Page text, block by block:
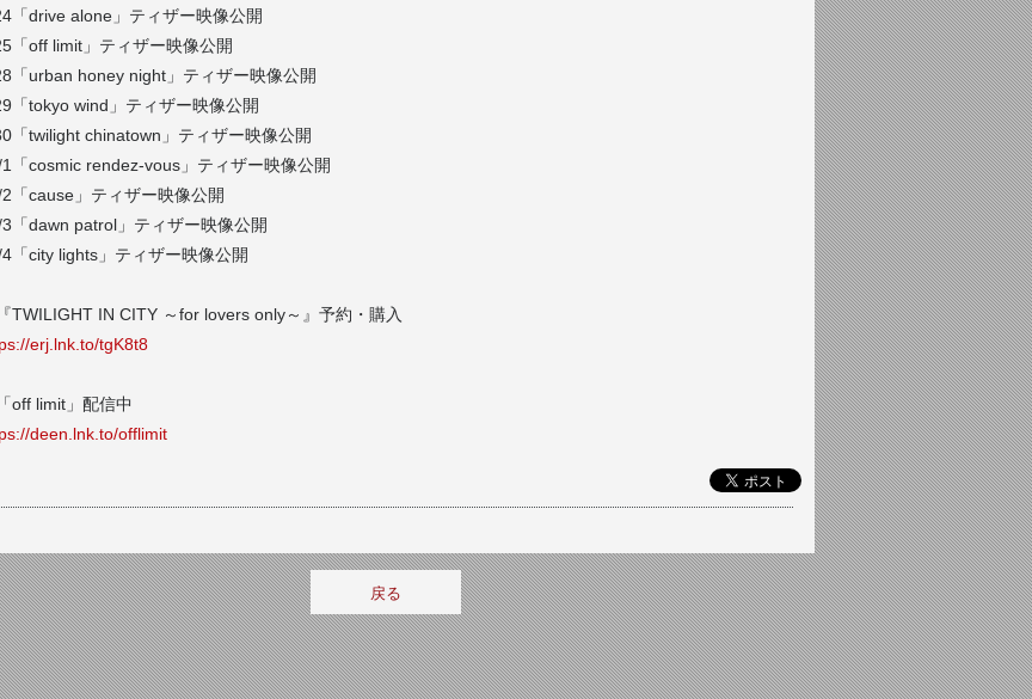
「drive alone」ティザー映像公開
「off limit」ティザー映像公開
「urban honey night」ティザー映像公開
「tokyo wind」ティザー映像公開
「twilight chinatown」ティザー映像公開
「cosmic rendez-vous」ティザー映像公開
「cause」ティザー映像公開
「dawn patrol」ティザー映像公開
「city lights」ティザー映像公開
TWILIGHT IN CITY ～for lovers only～』予約・購入
erj.lnk.to/tgK8t8
off limit」配信中
deen.lnk.to/offlimit
戻る